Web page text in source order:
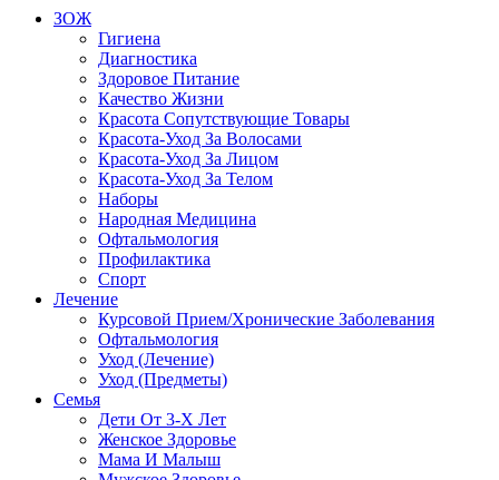
ЗОЖ
Гигиена
Диагностика
Здоровое Питание
Качество Жизни
Красота Сопутствующие Товары
Красота-Уход За Волосами
Красота-Уход За Лицом
Красота-Уход За Телом
Наборы
Народная Медицина
Офтальмология
Профилактика
Спорт
Лечение
Курсовой Прием/Хронические Заболевания
Офтальмология
Уход (Лечение)
Уход (Предметы)
Семья
Дети От 3-Х Лет
Женское Здоровье
Мама И Малыш